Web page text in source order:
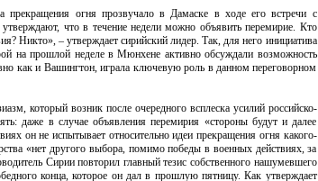
прекращения огня прозвучало в Дамаске в ходе его встречи с
что в течение недели можно объявить перемирие. Кто
Никто», – утверждает сирийский лидер. Так, для него инициатива
на прошлой неделе в Мюнхене активно обсуждали возможность
как и Вашингтон, играла ключевую роль в данном переговорном
который возник после очередного всплеска усилий российско-
даже в случае объявления перемирия «стороны будут и далее
он не испытывает относительно идеи прекращения огня какого-
«нет другого выбора, помимо победы в военных действиях, за
Сирии повторил главный тезис собственного нашумевшего
конца, которое он дал в прошлую пятницу. Как утверждает